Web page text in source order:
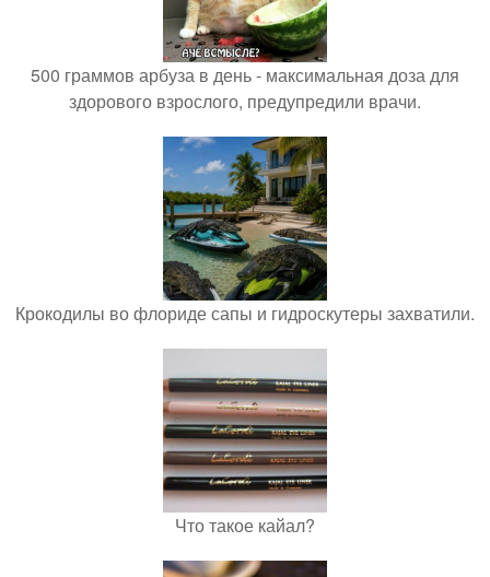
500 граммов арбуза в день - максимальная доза для
здорового взрослого, предупредили врачи.
Крокодилы во флориде сапы и гидроскутеры захватили.
Что такое кайал?